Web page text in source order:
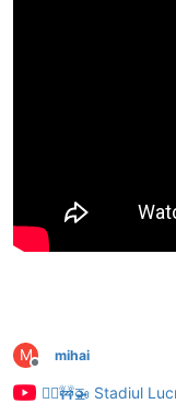
M
Deconectat
mihai
👷‍♂️🚧🚁 Stadiul